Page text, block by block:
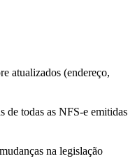
atualizados (endereço,
de todas as NFS-e emitidas
na legislação